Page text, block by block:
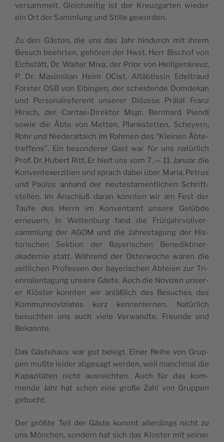
ver­sam­melt. Gle­ichzeit­ig ist der Kreuz­garten wieder
ein Ort der Samm­lung und Stille geworden.
Zu den Gästen, die uns das Jahr hin­durch mit ihrem
Besuch beehrten, gehören der Hwst. Herr Bischof von
Eich­stätt, Dr. Wal­ter Mixa, der Pri­or von Heili­genkreuz,
P. Dr. Max­i­m­il­ian Heim OCist, Altäbtissin Edel­traud
Forster OSB von Eibin­gen, der schei­dende Domdekan
und Per­son­al­ref­er­ent unser­er Diözese Prälat Franz
Hirsch, der Car­i­tas-Direk­tor Msgr. Bern­hard Piendl
sowie die Äbte von Met­ten, Plankstet­ten, Schey­ern,
Rohr und Nieder­al­taich im Rah­men des “Kleinen Äbte­
tr­e­f­fens”. Ein beson­der­er Gast war für uns natür­lich
Prof. Dr. Hubert Ritt. Er hielt uns vom 7. — 11. Jan­u­ar die
Kon­ven­tex­erz­i­tien und sprach dabei über Maria, Petrus
und Paulus anhand der neutes­ta­mentlichen Schrift­
stellen. Im Anschluß daran kon­nten wir am Fest der
Taufe des Her­rn im Kon­ven­tamt unsere Gelübde
erneuern. In Wel­tenburg fand die Früh­jahrvol­lver­
samm­lung der AGOM und die Jahresta­gung der His­
torischen Sek­tion der Bay­erischen Benedik­tin­er­
akademie statt. Während der Oster­woche waren die
zeitlichen Pro­fessen der bay­erischen Abteien zur Tri­
en­na­len­ta­gung unsere Gäste. Auch die Novizen unser­
er Klöster kon­nten wir anläßlich des Besuch­es des
Kom­munnoviziates kurz ken­nen­ler­nen. Natür­lich
besucht­en uns auch viele Ver­wandte, Fre­unde und
Bekannte.
Das Gäste­haus war gut belegt. Ein­er Rei­he von Grup­
pen mußte lei­der abge­sagt wer­den, weil manch­mal die
Kapaz­itäten nicht aus­re­icht­en. Auch für das kom­
mende Jahr hat schon eine große Zahl von Grup­pen
gebucht.
Der größte Teil der Gäste kommt allerd­ings nicht zu
uns Mönchen, son­dern hat sich das Kloster mit sein­er